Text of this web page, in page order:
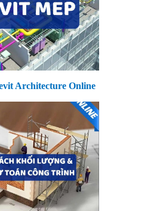
Architecture Online